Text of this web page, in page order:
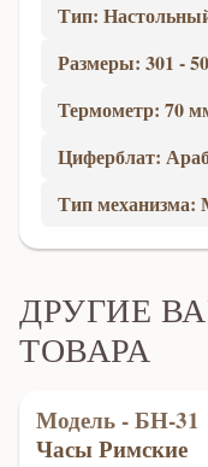
Тип:
Размеры: 301 -
Термометр: 70
Циферблат:
Тип механизма:
ДРУГИЕ
ТОВАРА
Модель - БН-31
Часы Римские